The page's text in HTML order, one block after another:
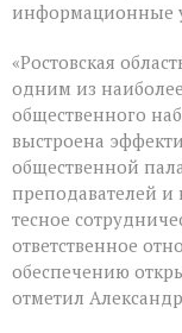
информационные
«Ростовская
одним из
общественного
выстроена
общественной
преподавателей и
тесное
ответственное
обеспечению
отметил